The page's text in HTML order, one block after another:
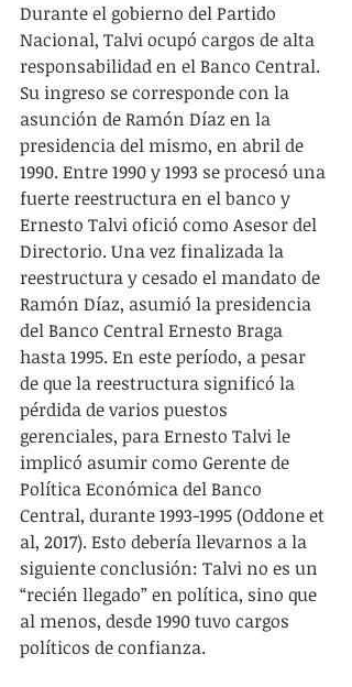
Durante el gobierno del Partido
Nacional, Talvi ocupó cargos de alta
responsabilidad en el Banco Central.
Su ingreso se corresponde con la
asunción de Ramón Díaz en la
presidencia del mismo, en abril de
1990. Entre 1990 y 1993 se procesó una
fuerte reestructura en el banco y
Ernesto Talvi ofició como Asesor del
Directorio. Una vez finalizada la
reestructura y cesado el mandato de
Ramón Díaz, asumió la presidencia
del Banco Central Ernesto Braga
hasta 1995. En este período, a pesar
de que la reestructura significó la
pérdida de varios puestos
gerenciales, para Ernesto Talvi le
implicó asumir como Gerente de
Política Económica del Banco
Central, durante 1993-1995 (Oddone et
al, 2017). Esto debería llevarnos a la
siguiente conclusión: Talvi no es un
“recién llegado” en política, sino que
al menos, desde 1990 tuvo cargos
políticos de confianza.